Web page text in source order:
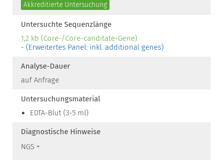
Akkreditierte Untersuchung
Untersuchte Sequenzlänge
1,2 kb (Core-/Core-canditate-Gene)
- (Erweitertes Panel: inkl. additional genes)
Analyse-Dauer
auf Anfrage
Untersuchungsmaterial
EDTA-Blut (3-5 ml)
Diagnostische Hinweise
NGS +